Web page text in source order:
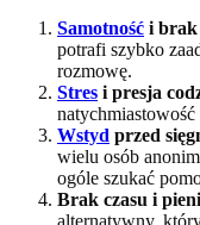
Samotność i brak
potrafi szybko
rozmowę.
Stres i presja
Wstyd przed
wielu osób
ogóle szukać
Brak czasu i
alternatywny,